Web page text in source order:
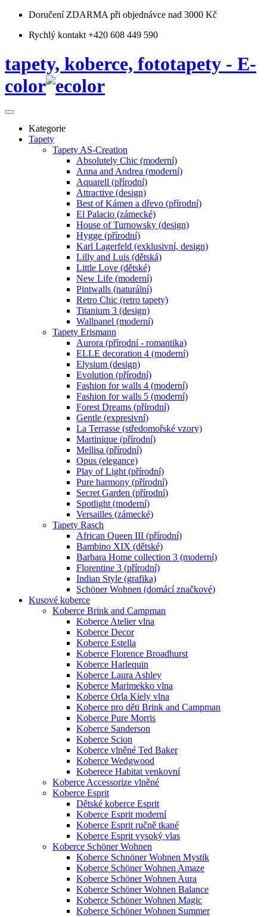
Doručení ZDARMA při objednávce nad 3000 Kč
Rychlý kontakt +420 608 449 590
tapety, koberce, fototapety - E-
color
Kategorie
Tapety
Tapety AS-Creation
Absolutely Chic (moderní)
Anna and Andrea (moderní)
Aquarell (přírodní)
Attractive (design)
Best of Kámen a dřevo (přírodní)
El Palacio (zámecké)
House of Turnowsky (design)
Hygge (přírodní)
Karl Lagerfeld (exklusivní, design)
Lilly and Luis (dětská)
Little Love (dětské)
New Life (moderní)
Pintwalls (naturální)
Retro Chic (retro tapety)
Titanium 3 (design)
Wallpanel (moderní)
Tapety Erismann
Aurora (přírodní - romantika)
ELLE decoration 4 (moderní)
Elysium (design)
Evolution (přírodní)
Fashion for walls 4 (moderní)
Fashion for walls 5 (moderní)
Forest Dreams (přírodní)
Gentle (expresivní)
La Terrasse (středomořské vzory)
Martinique (přírodní)
Mellisa (přírodní)
Opus (elegance)
Play of Light (přírodní)
Pure harmony (přírodní)
Secret Garden (přírodní)
Spotlight (moderní)
Versailles (zámecké)
Tapety Rasch
African Queen III (přírodní)
Bambino XIX (dětské)
Barbara Home collection 3 (moderní)
Florentine 3 (přírodní)
Indian Style (grafika)
Schöner Wohnen (domácí značkové)
Kusové koberce
Koberce Brink and Campman
Koberce Atelier vlna
Koberce Decor
Koberce Estella
Koberce Florence Broadhurst
Koberce Harlequin
Koberce Laura Ashley
Koberce Marimekko vlna
Koberce Orla Kiely vlna
Koberce pro děti Brink and Campman
Koberce Pure Morris
Koberce Sanderson
Koberce Scion
Koberce vlněné Ted Baker
Koberce Wedgwood
Koberece Habitat venkovní
Koberce Accessorize vlněné
Koberce Esprit
Dětské koberce Esprit
Koberce Esprit moderní
Koberce Esprit ručně tkané
Koberce Esprit vysoký vlas
Koberce Schöner Wohnen
Koberce Schnöner Wohnen Mystik
Koberce Schöner Wohnen Amaze
Koberce Schöner Wohnen Aura
Koberce Schöner Wohnen Balance
Koberce Schöner Wohnen Magic
Koberce Schöner Wohnen Summer